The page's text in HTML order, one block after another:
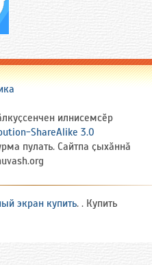
илнисемсӗр
ShareAlike 3.0
пулать. Сайтпа ҫыхӑннӑ
экран купить. . Купить